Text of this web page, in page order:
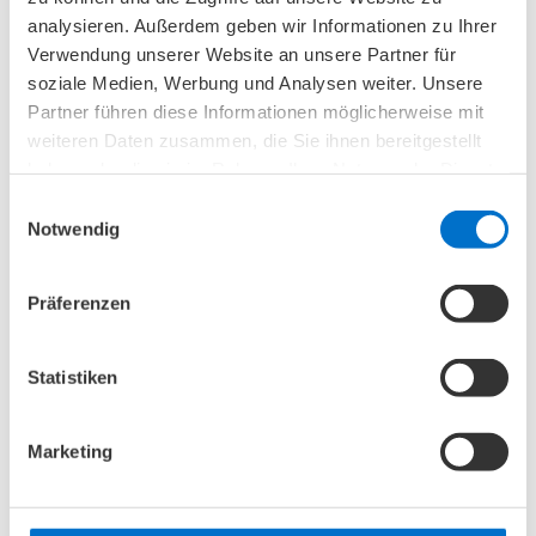
analysieren. Außerdem geben wir Informationen zu Ihrer
Verwendung unserer Website an unsere Partner für
soziale Medien, Werbung und Analysen weiter. Unsere
Partner führen diese Informationen möglicherweise mit
weiteren Daten zusammen, die Sie ihnen bereitgestellt
Notwendig
Präferenzen
Statistiken
Marketing
Veranstaltungen
06. August 2026
Brustoperation zu den